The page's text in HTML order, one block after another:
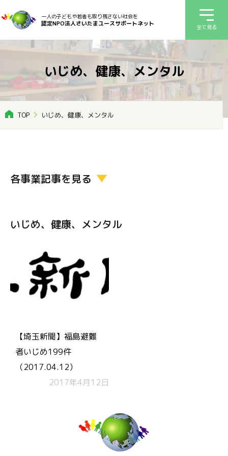
一人の子どもや若者も取り残さない社会を
認定NPO法人さいたまユースサポートネット 全て見る
いじめ、健康、メンタル
TOP いじめ、健康、メンタル
各事業記事を見る
いじめ、健康、メンタル
【埼玉新聞】福島避難
者いじめ199件
（2017.04.12）
2017年4月12日